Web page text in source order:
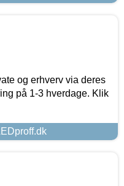
og erhverv via deres
på 1-3 hverdage. Klik